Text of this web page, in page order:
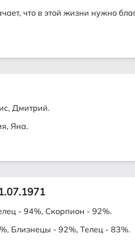
что в этой жизни нужно
Дмитрий.
Яна.
- 94%, Скорпион - 92%.
Близнецы - 92%, Телец - 83%.